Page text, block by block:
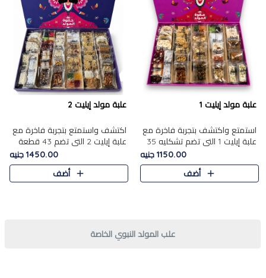
علبة مولد إيليت 1
استمتع واكتشف بتجربة فاخرة مع
علبة إيليت 1 التي تضم تشكليه 35
قطعة من أرقى حلويات المولد
المصري الأصيلة ,معروضة بشكل
جميل في علبة أنيقة ، في..
1150.00 جنيه
أضف
علبة مولد إيليت 2
اكتشف واستمتع بتجربة فاخرة مع
علبة إيليت 2 التي تضم 43 قطعة
تشكيلة من أرقى حلويات المولد
الشرقية المصرية الأصيلة ,معروضة
بشكل جميل في علبة أ..
1450.00 جنيه
أضف
علب المولد النبوي الخاصة